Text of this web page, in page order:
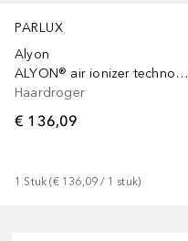
PARLUX
Alyon
ALYON® air ionizer technology
Haardroger
€ 136,09
1 Stuk (€ 136,09 / 1 stuk)